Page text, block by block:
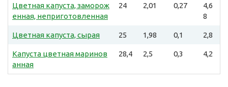
Цветная капуста, заморож
енная, неприготовленная
24 2,01 0,27
4,6
8
Цветная капуста, сырая 25 1,98 0,1 2,8
Капуста цветная маринов
анная
28,4 2,5 0,3 4,2